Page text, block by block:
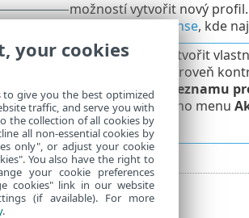
možností vytvořit nový
ThreatSense, kde
Chcete si vytvořit
nechcete zároveň
infekci? V Seznamu
rozbalovacího menu
tlačítko OK.
your cookies
to give you the best optimized
traffic, and serve you with
the collection of all cookies by
all non-essential cookies by
only", or adjust your cookie
You also have the right to
your cookie preferences
cookies" link in our website
(if available). For more
.